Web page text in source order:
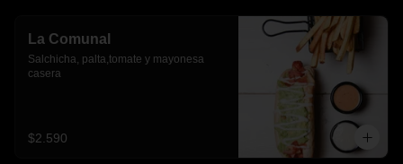
La Comunal
Salchicha, palta,tomate y mayonesa
casera
$2.590